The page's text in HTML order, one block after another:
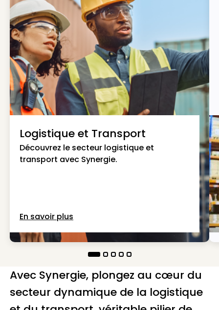
Logistique et Transport
Découvrez le secteur logistique et
transport avec Synergie.
En savoir plus
Avec Synergie, plongez au cœur du
secteur dynamique de la logistique